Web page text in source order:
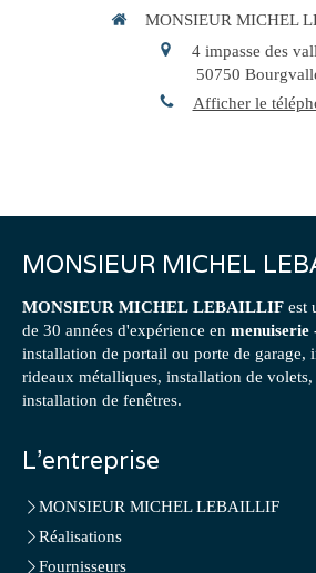
MONSIEUR MICHEL
4 impasse des
50750
Afficher le
MONSIEUR MICHEL
MONSIEUR MICHEL LEBAILLIF est
de 30 années d'expérience en menuiserie
installation de portail ou porte de garage,
rideaux métalliques, installation de
installation de fenêtres.
L'entreprise
MONSIEUR MICHEL LEBAILLIF
Réalisations
Fournisseurs